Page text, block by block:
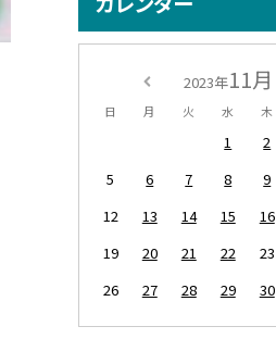
2023年11月
日 月 火 水 木
1 2
5
6 7 8 9
12
13 14 15 16
19
20 21 22 23
26
27 28 29 30